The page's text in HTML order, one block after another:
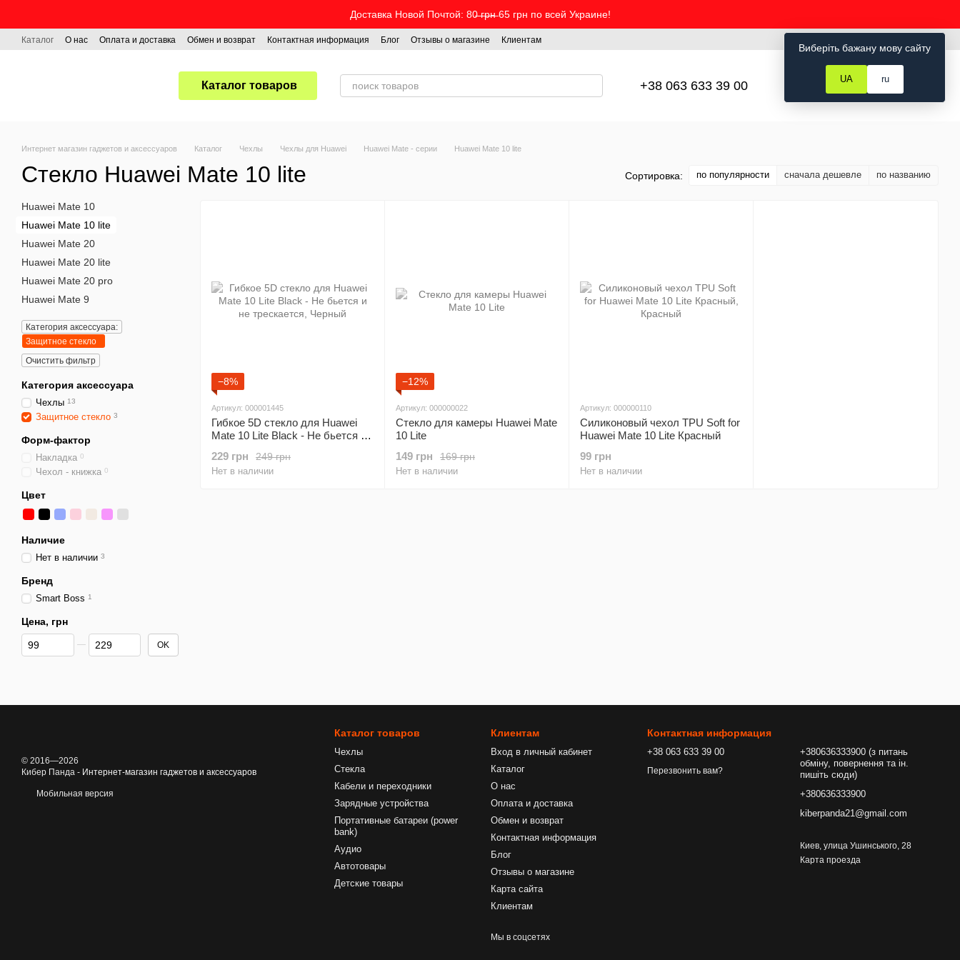
Доставка Новой Почтой: 80̶ ̶г̶р̶н̶ 65 грн по всей Украине!
Каталог О нас Оплата и доставка Обмен и возврат Контактная информация Блог Отзывы о магазине Клиентам
Каталог товаров +38 063 633 39 00 Мой заказ
Интернет магазин гаджетов и аксессуаров Каталог Чехлы Чехлы для Huawei Huawei Mate - серии Huawei Mate 10 lite
Стекло Huawei Mate 10 lite Сортировка: по популярности сначала дешевле по названию
−8%
Артикул: 000001445
Гибкое 5D стекло для Huawei
Mate 10 Lite Black - Не бьется и
249 грн
229 грн
Нет в наличии
−12%
Артикул: 000000022
Стекло для камеры Huawei Mate
10 Lite
169 грн
149 грн
Нет в наличии
Артикул: 000000110
Силиконовый чехол TPU Soft for
Huawei Mate 10 Lite Красный
99 грн
Нет в наличии
Huawei Mate 10
Huawei Mate 10 lite
Huawei Mate 20
Huawei Mate 20 lite
Huawei Mate 20 pro
Huawei Mate 9
Категория аксессуара:
Защитное стекло
Очистить фильтр
Категория аксессуара
Чехлы 13
Защитное стекло 3
Форм-фактор
Накладка 0
Чехол - книжка 0
Цвет
Наличие
Нет в наличии 3
Бренд
Smart Boss 1
Цена, грн
От Цена, грн
До Цена, грн OK
© 2016—2026
Кибер Панда - Интернет-магазин гаджетов и аксессуаров
Мобильная версия
Каталог товаров
Чехлы
Стекла
Кабели и переходники
Зарядные устройства
Портативные батареи (power
bank)
Аудио
Автотовары
Детские товары
Клиентам
Вход в личный кабинет
Каталог
О нас
Оплата и доставка
Обмен и возврат
Контактная информация
Блог
Отзывы о магазине
Карта сайта
Клиентам
Мы в соцсетях
Контактная информация
+38 063 633 39 00
Перезвонить вам?
+380636333900 (з питань
обміну, повернення та ін.
пишіть сюди)
+380636333900
kiberpanda21@gmail.com
Киев, улица Ушинського, 28
Карта проезда
Виберіть бажану мову сайту
UA ru